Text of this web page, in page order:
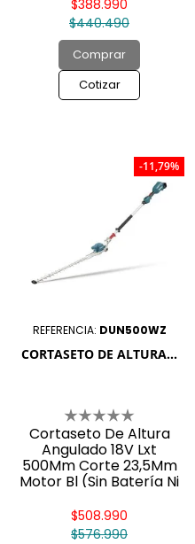
$440.490
$388.990
Comprar
Cotizar
REFERENCIA: DUN500WZ
CORTASETO DE ALTURA...
Cortaseto De Altura
Angulado 18V Lxt
500Mm Corte 23,5Mm
Motor Bl (Sin Batería Ni
Makita
$576.990
$508.990
-11,79%